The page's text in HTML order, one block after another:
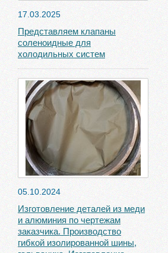
17.03.2025
Представляем клапаны
соленоидные для
холодильных систем
05.10.2024
Изготовление деталей из меди
и алюминия по чертежам
заказчика. Производство
гибкой изолированной шины,